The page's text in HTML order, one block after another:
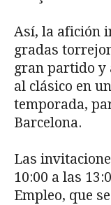
Así, la afición
gradas
gran partido y
al clásico en
temporada,
Barcelona.
Las
10:00 a las
Empleo, que